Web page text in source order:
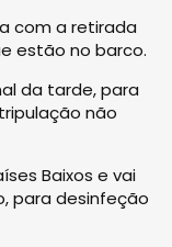
com a retirada
estão no barco.
da tarde, para
não
Baixos e vai
para desinfeção